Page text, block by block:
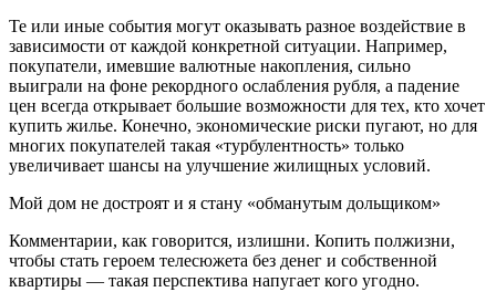
Те или иные события могут оказывать разное воздействие в
зависимости от каждой конкретной ситуации. Например,
покупатели, имевшие валютные накопления, сильно
выиграли на фоне рекордного ослабления рубля, а падение
цен всегда открывает большие возможности для тех, кто хочет
купить жилье. Конечно, экономические риски пугают, но для
многих покупателей такая «турбулентность» только
увеличивает шансы на улучшение жилищных условий.
Мой дом не достроят и я стану «обманутым дольщиком»
Комментарии, как говорится, излишни. Копить полжизни,
чтобы стать героем телесюжета без денег и собственной
квартиры — такая перспектива напугает кого угодно.